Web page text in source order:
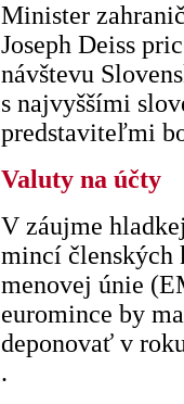
Minister
Joseph Deiss
návštevu
s najvyššími
predstaviteľmi
Valuty na účty
V záujme
mincí členských
menovej únie
euromince by
deponovať v
.